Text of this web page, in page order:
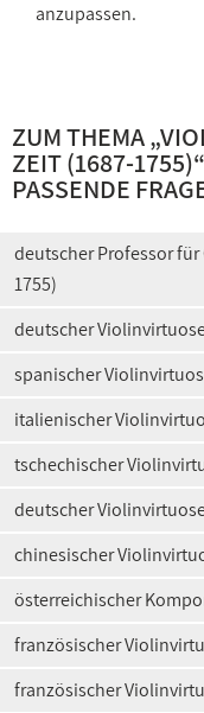
anzupassen.
ZUM THEMA „
ZEIT (1687-1755)
PASSENDE
deutscher Professor
1755)
deutscher
spanischer
italienischer
tschechischer
deutscher
chinesischer
österreichischer
französischer
französischer